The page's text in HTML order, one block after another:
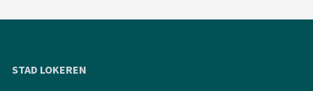
STAD LOKEREN